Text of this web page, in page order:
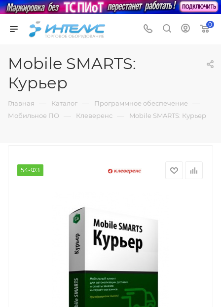
0
Mobile SMARTS:
Курьер
Главная — Каталог — Программное обеспечение —
Мобильное ПО — Клеверенс — Mobile SMARTS: Курьер
54-ФЗ